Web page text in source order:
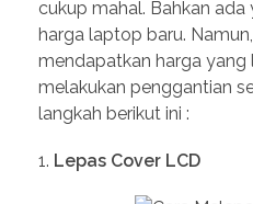
cukup mahal. Bahkan
harga laptop baru.
mendapatkan harga yang
melakukan penggantian
langkah berikut ini :
Lepas Cover LCD